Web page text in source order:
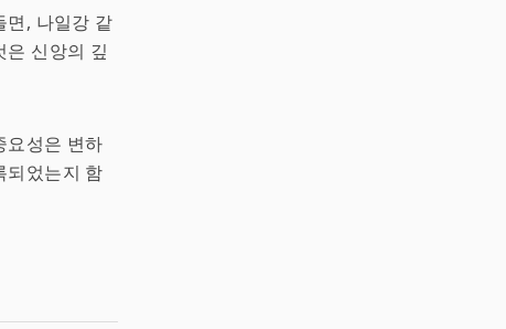
면, 나일강 같
신앙의 깊
요성은 변하
되었는지 함